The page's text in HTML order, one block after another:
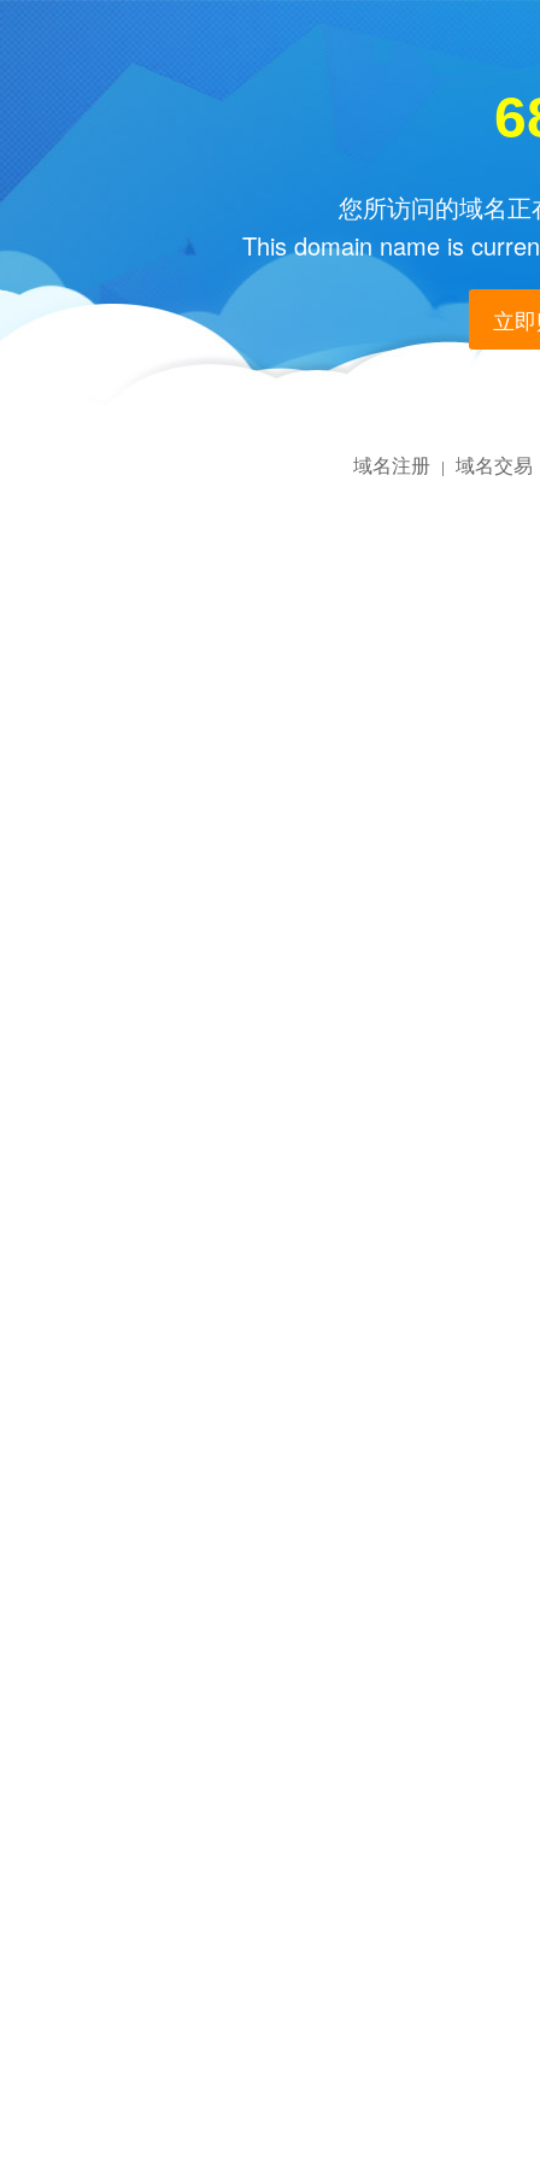
您所访问的域名
This domain name is
立
域名注册 | 域名交易